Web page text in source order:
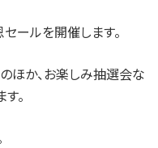
セールを開催します。
ほか、お楽しみ抽選会な
。